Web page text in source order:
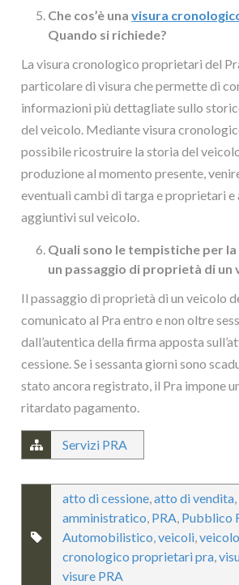
Che cos’è unavisura
Quando si richiede?
La visura cronologico proprietari del
particolare di visura che permette di
informazioni più dettagliate sullo
del veicolo. Mediante visura
possibile ricostruire la storia del
produzione al momento presente,
eventuali cambi di targa e proprietari e
aggiuntivi sul veicolo.
Quali sono le tempistiche per
un passaggio di proprietà di un
Il passaggio di proprietà di un veicolo
comunicato al Pra entro e non oltre
dall’autentica della firma apposta
cessione. Se i sessanta giorni sono
stato ancora registrato, il Pra impone
ritardato pagamento.
Servizi PRA
atto di cessione,atto di vendita,
amministratico, PRA, Pubblico
Automobilistico,veicoli,veicolo
cronologico proprietari pra,
visure PRA